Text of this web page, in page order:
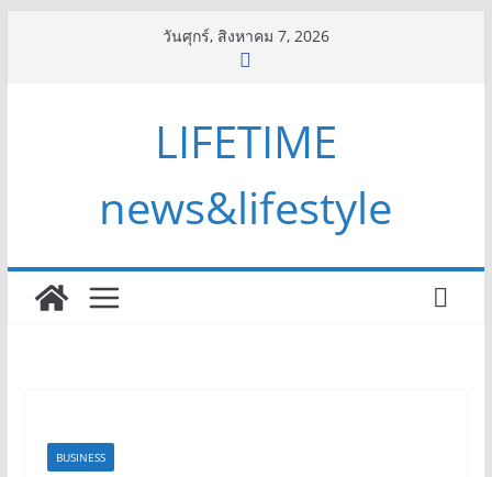
วันศุกร์, สิงหาคม 7, 2026
LIFETIME
news&lifestyle
BUSINESS